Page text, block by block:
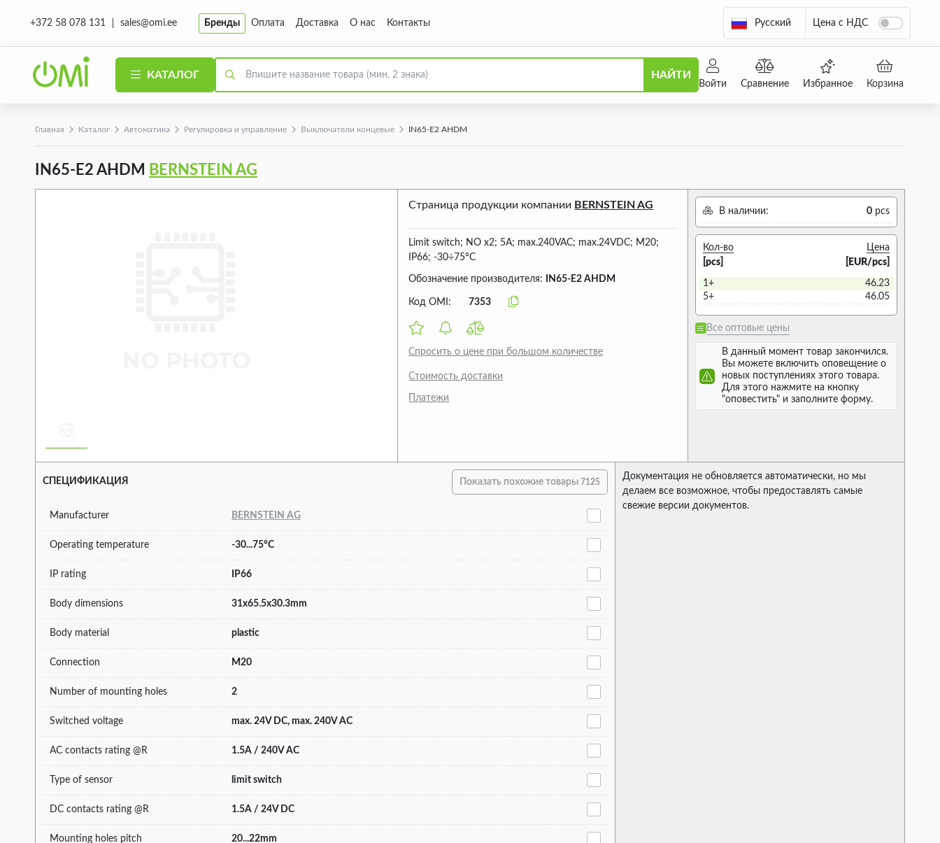
+372 58 078 131 sales@omi.ee Бренды Оплата Доставка О нас Контакты Русский Цена с НДС
КАТАЛОГ НАЙТИ
Войти Сравнение Избранное Корзина
Главная Каталог Автоматика Регулировка и управление Выключатели концевые IN65-E2 AHDM
IN65-E2 AHDM BERNSTEIN AG
Страница продукции компании BERNSTEIN AG
Limit switch; NO x2; 5A; max.240VAC; max.24VDC; M20;
IP66; -30÷75°C
Обозначение производителя: IN65-E2 AHDM
Код OMI: 7353
Спросить о цене при большом количестве
Стоимость доставки
Платежи
В наличии: 0 pcs
Кол-во
[pcs]
Цена
[EUR/pcs]
1+
46.23
5+
46.05
Все оптовые цены
В данный момент товар закончился.
Вы можете включить оповещение о
новых поступлениях этого товара.
Для этого нажмите на кнопку
"оповестить" и заполните форму.
СПЕЦИФИКАЦИЯ Показать похожие товары7125
Manufacturer BERNSTEIN AG
Operating temperature -30...75°C
IP rating IP66
Body dimensions 31x65.5x30.3mm
Body material plastic
Connection M20
Number of mounting holes 2
Switched voltage max. 24V DC, max. 240V AC
AC contacts rating @R 1.5A / 240V AC
Type of sensor limit switch
DC contacts rating @R 1.5A / 24V DC
Mounting holes pitch 20...22mm
Документация не обновляется автоматически, но мы
делаем все возможное, чтобы предоставлять самые
свежие версии документов.